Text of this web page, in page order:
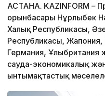
АСТАНА. KAZINFORM –
орынбасары Нұрлыбек
Халық Республикасы,
Республикасы,
Германия, Ұлыбритания
сауда-экономикалық
ынтымақтастық